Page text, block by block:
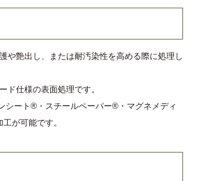
や艶出し、または耐汚染性を高める際に処理し
ド仕様の表面処理です。
シート ® ・スチールペーパー® ・マグネメディ
工が可能です。